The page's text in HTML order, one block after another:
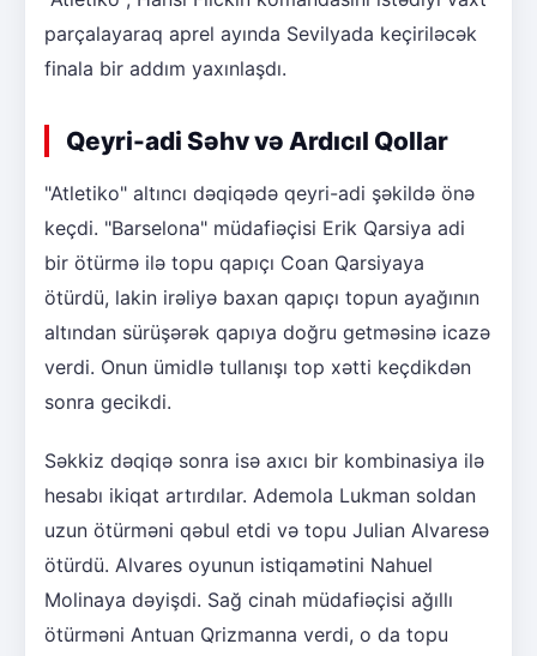
parçalayaraq aprel ayında Sevilyada keçiriləcək
finala bir addım yaxınlaşdı.
Qeyri-adi Səhv və Ardıcıl Qollar
"Atletiko" altıncı dəqiqədə qeyri-adi şəkildə önə
keçdi. "Barselona" müdafiəçisi Erik Qarsiya adi
bir ötürmə ilə topu qapıçı Coan Qarsiyaya
ötürdü, lakin irəliyə baxan qapıçı topun ayağının
altından sürüşərək qapıya doğru getməsinə icazə
verdi. Onun ümidlə tullanışı top xətti keçdikdən
sonra gecikdi.
Səkkiz dəqiqə sonra isə axıcı bir kombinasiya ilə
hesabı ikiqat artırdılar. Ademola Lukman soldan
uzun ötürməni qəbul etdi və topu Julian Alvaresə
ötürdü. Alvares oyunun istiqamətini Nahuel
Molinaya dəyişdi. Sağ cinah müdafiəçisi ağıllı
ötürməni Antuan Qrizmanna verdi, o da topu